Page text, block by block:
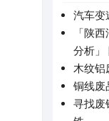
汽车变
「陕
分析」
木纹铝
铜线废
寻找废